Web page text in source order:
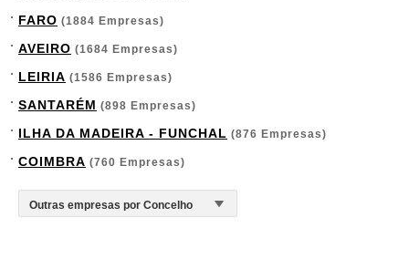
FARO (1884 Empresas)
AVEIRO (1684 Empresas)
LEIRIA (1586 Empresas)
SANTARÉM (898 Empresas)
ILHA DA MADEIRA - FUNCHAL (876 Empresas)
COIMBRA (760 Empresas)